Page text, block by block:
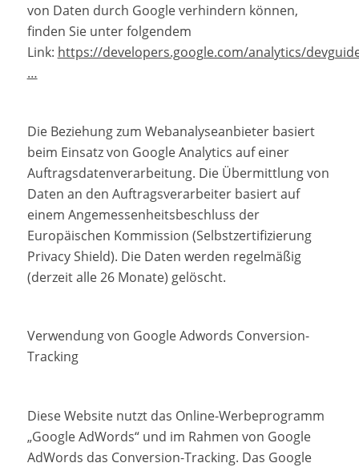
von Daten durch Google verhindern können,
finden Sie unter folgendem
Link: https://developers.google.com/analytics/
…
Die Beziehung zum Webanalyseanbieter basiert
beim Einsatz von Google Analytics auf einer
Auftragsdatenverarbeitung. Die Übermittlung von
Daten an den Auftragsverarbeiter basiert auf
einem Angemessenheitsbeschluss der
Europäischen Kommission (Selbstzertifizierung
Privacy Shield). Die Daten werden regelmäßig
(derzeit alle 26 Monate) gelöscht.
Verwendung von Google Adwords Conversion-
Tracking
Diese Website nutzt das Online-Werbeprogramm
„Google AdWords“ und im Rahmen von Google
AdWords das Conversion-Tracking. Das Google